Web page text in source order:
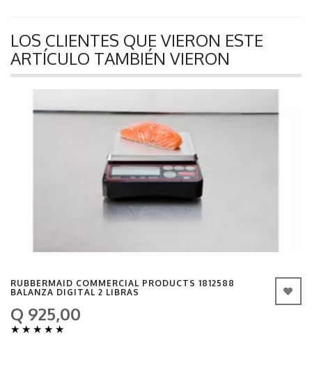
LOS CLIENTES QUE VIERON ESTE
ARTÍCULO TAMBIÉN VIERON
RUBBERMAID COMMERCIAL PRODUCTS 1812588
BALANZA DIGITAL 2 LIBRAS
Q 925,00
★ ★ ★ ★ ★